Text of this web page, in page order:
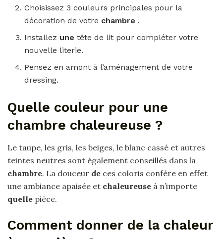
Choisissez 3 couleurs principales pour la
décoration de votre chambre .
Installez unetête de lit pour compléter votre
nouvelle literie.
Pensez en amont à l’aménagement de votre
dressing.
Quelle couleur pour une
chambre chaleureuse ?
Le taupe, les gris, les beiges, le blanc cassé et autres
teintes neutres sont également conseillés dans la
chambre. La douceur de ces coloris confère en effet
une ambiance apaisée et chaleureuse à n’importe
quelle pièce.
Comment donner de la chaleur